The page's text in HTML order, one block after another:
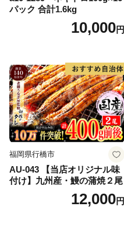
パック 合計1.6kg
10,000円
福岡県行橋市
AU-043 【当店オリジナル味
付け】九州産・鰻の蒲焼２尾
12,000円